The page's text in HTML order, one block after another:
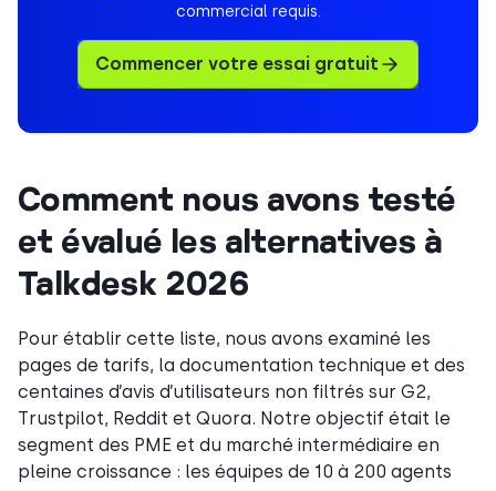
commercial requis.
Commencer votre essai gratuit
Comment nous avons testé
et évalué les alternatives à
Talkdesk 2026
Pour établir cette liste, nous avons examiné les
pages de tarifs, la documentation technique et des
centaines d’avis d’utilisateurs non filtrés sur G2,
Trustpilot, Reddit et Quora. Notre objectif était le
segment des PME et du marché intermédiaire en
pleine croissance : les équipes de 10 à 200 agents